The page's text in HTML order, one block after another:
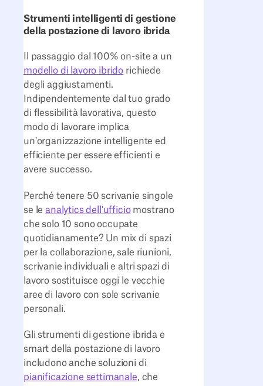
Strumenti intelligenti di gestione
della postazione di lavoro ibrida
Il passaggio dal 100% on-site a un
modello di lavoro ibrido richiede
degli aggiustamenti.
Indipendentemente dal tuo grado
di flessibilità lavorativa, questo
modo di lavorare implica
un'organizzazione intelligente ed
efficiente per essere efficienti e
avere successo.
Perché tenere 50 scrivanie singole
se leanalytics dell'ufficiomostrano
che solo 10 sono occupate
quotidianamente? Un mix di spazi
per la collaborazione, sale riunioni,
scrivanie individuali e altri spazi di
lavoro sostituisce oggi le vecchie
aree di lavoro con sole scrivanie
personali.
Gli strumenti di gestione ibrida e
smart della postazione di lavoro
includono anche soluzioni di
pianificazione settimanale, che